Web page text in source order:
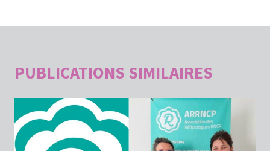
PUBLICATIONS SIMILAIRES